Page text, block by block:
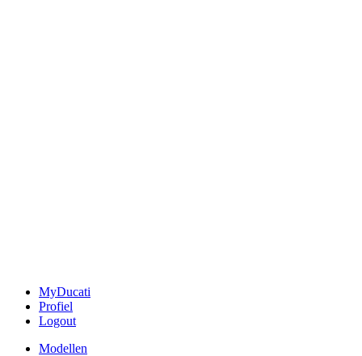
MyDucati
Profiel
Logout
Modellen